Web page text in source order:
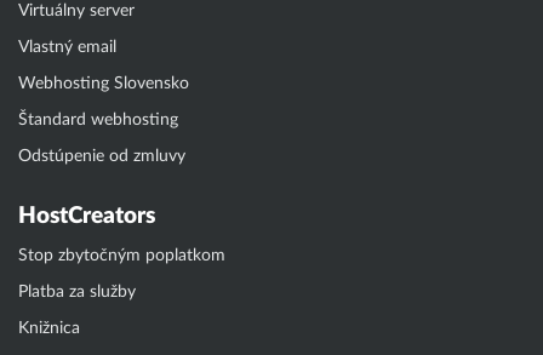
Virtuálny server
Vlastný email
Webhosting Slovensko
Štandard webhosting
Odstúpenie od zmluvy
HostCreators
Stop zbytočným poplatkom
Platba za služby
Knižnica